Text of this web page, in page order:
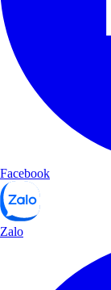
Facebook
Zalo